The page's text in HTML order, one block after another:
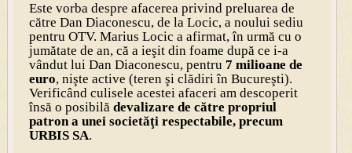
Este vorba despre afacerea privind preluarea de
către Dan Diaconescu, de la Locic, a noului sediu
pentru OTV. Marius Locic a afirmat, în urmă cu o
jumătate de an, că a ieşit din foame după ce i-a
vândut lui Dan Diaconescu, pentru 7 milioane de
euro, nişte active (teren şi clădiri în Bucureşti).
Verificând culisele acestei afaceri am descoperit
însă o posibilădevalizare de către propriul
patron a unei societăţi respectabile, precum
URBIS SA.